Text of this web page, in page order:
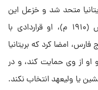
بریتانیا متحد شد و خزعل این
سیاست را ادامه داد. در ۱۲۸۹ ه‍.ش (۱۹۱۰ م)، او قراردادی با
امضا کرد که بریتانیا
او از وی حمایت کند، و در
یا ولیعهد انتخاب نکند.